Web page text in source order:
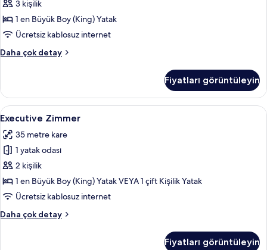
fotoğrafları
görün
3 kişilik
1 en Büyük Boy (King) Yatak
Ücretsiz kablosuz internet
Daha çok detay
Executive
fazla
detay
Fiyatları görüntüleyin
Executive
Zimmer
için
tüm
fotoğrafları
görün
Executive Zimmer | Kaliteli yatak
7
Executive Zimmer
35 metre kare
1 yatak odası
2 kişilik
1 en Büyük Boy (King) Yatak VEYA 1 çift Kişilik Yatak
Ücretsiz kablosuz internet
Daha çok detay
Executive
Fiyatları görüntüleyin